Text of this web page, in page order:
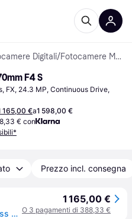
Digitali/ Fotocamere Mirrorless
F4 S
FX, 24.3 MP, Continuous Drive,
165,00 €a1 598,00 €
€ con
Prezzo incl. consegna
Fotocamera digitale mirrorless Nikon Z5 con obiettivo 24-70 mm
1 165,00 €
O 3 pagamenti di 388,33 €